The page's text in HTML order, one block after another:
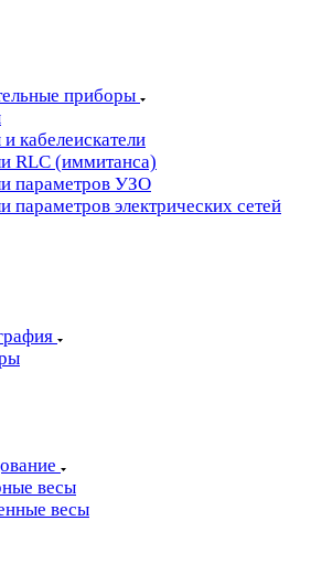
приборы
кабелеискатели
RLC (иммитанса)
параметров УЗО
параметров электрических сетей
весы
весы